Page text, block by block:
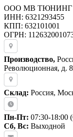
ООО МВ ТЮНИНГ
ИНН: 6321293455
КПП: 632101001
ОГРН:
Производство,
Революционная, д.
Склад: Россия,
Пн-Пт: 07:30-
Сб, Вс: Выходной